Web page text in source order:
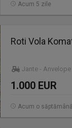
Acum 5 zile
Roti Vola
Jante - Anvelope
1.000 EUR
Acum o săptămână